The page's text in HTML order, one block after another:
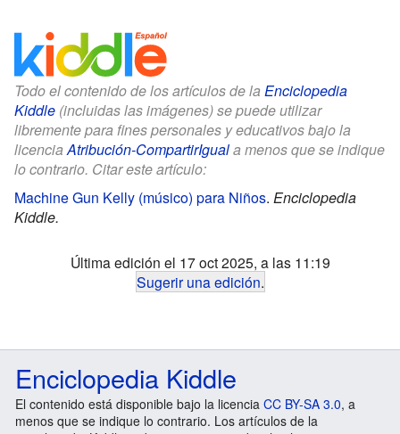
Todo el contenido de los artículos de la Enciclopedia
Kiddle (incluidas las imágenes) se puede utilizar
libremente para fines personales y educativos bajo la
licenciaAtribución-CompartirIguala menos que se indique
lo contrario. Citar este artículo:
Machine Gun Kelly (músico) para Niños. Enciclopedia
Kiddle.
Última edición el 17 oct 2025, a las 11:19
Sugerir una edición.
Enciclopedia Kiddle
El contenido está disponible bajo la licencia CC BY-SA 3.0, a
menos que se indique lo contrario. Los artículos de la